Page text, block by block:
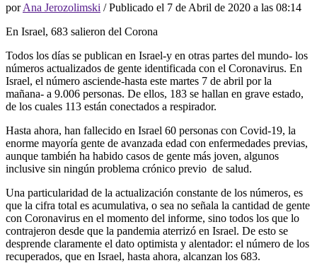
porAna Jerozolimski / Publicado el 7 de Abril de 2020 a las 08:14
En Israel, 683 salieron del Corona
Todos los días se publican en Israel-y en otras partes del mundo- los
números actualizados de gente identificada con el Coronavirus. En
Israel, el número asciende-hasta este martes 7 de abril por la
mañana- a 9.006 personas. De ellos, 183 se hallan en grave estado,
de los cuales 113 están conectados a respirador.
Hasta ahora, han fallecido en Israel 60 personas con Covid-19, la
enorme mayoría gente de avanzada edad con enfermedades previas,
aunque también ha habido casos de gente más joven, algunos
inclusive sin ningún problema crónico previo de salud.
Una particularidad de la actualización constante de los números, es
que la cifra total es acumulativa, o sea no señala la cantidad de gente
con Coronavirus en el momento del informe, sino todos los que lo
contrajeron desde que la pandemia aterrizó en Israel. De esto se
desprende claramente el dato optimista y alentador: el número de los
recuperados, que en Israel, hasta ahora, alcanzan los 683.